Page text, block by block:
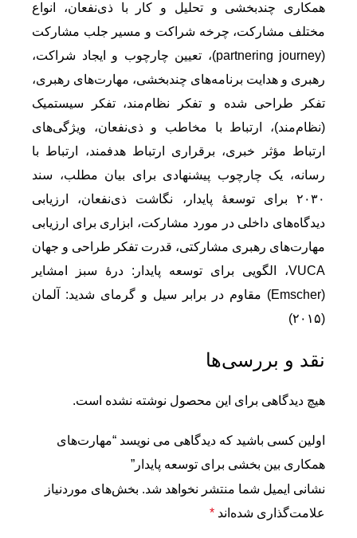
همکاری چندبخشی و تحلیل و کار با ذی‌نفعان، انواع
مختلف مشارکت، چرخه شراکت و مسیر جلب مشارکت
(partnering journey)، تعیین چارچوب و ایجاد شراکت،
رهبری و هدایت برنامه‌های چندبخشی، مهارت‌های رهبری،
تفکر طراحی شده و تفکر نظام‌مند، تفکر سیستمیک
(نظام‌مند)، ارتباط با مخاطب و ذی‌نفعان، ویژگی‌های
ارتباط مؤثر خبری، برقراری ارتباط هدفمند، ارتباط با
رسانه، یک چارچوب پیشنهادی برای بیان مطلب، سند
۲۰۳۰ برای توسعۀ پایدار، نگاشت ذی‌نفعان، ارزیابی
دیدگاه‌های داخلی در مورد مشارکت، ابزاری برای ارزیابی
مهارت‌های رهبری مشارکتی، قدرت تفکر طراحی و جهان
VUCA، الگویی برای توسعه پایدار: درۀ سبز امشایر
(Emscher) مقاوم در برابر سیل و گرمای شدید: آلمان
(۲۰۱۵)
نقد و بررسی‌ها
هیچ دیدگاهی برای این محصول نوشته نشده است.
اولین کسی باشید که دیدگاهی می نویسد “مهارت‌های
همکاری بین بخشی برای توسعه پایدار”
نشانی ایمیل شما منتشر نخواهد شد. بخش‌های موردنیاز
علامت‌گذاری شده‌اند *